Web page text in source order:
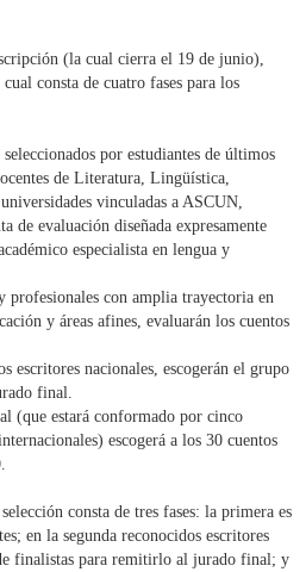
(la cual cierra el 19 de junio),
consta de cuatro fases para los
por estudiantes de últimos
de Literatura, Lingüística,
vinculadas a ASCUN,
de evaluación diseñada expresamente
especialista en lengua y
profesionales con amplia trayectoria en
y áreas afines, evaluarán los cuentos
escritores nacionales, escogerán el grupo
final.
(que estará conformado por cinco
escogerá a los 30 cuentos
consta de tres fases: la primera es
en la segunda reconocidos escritores
finalistas para remitirlo al jurado final; y